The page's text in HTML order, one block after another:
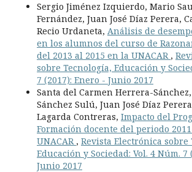
Sergio Jiménez Izquierdo, Mario
Fernández, Juan José Díaz Perera,
Recio Urdaneta, Análisis de
en los alumnos del curso de
del 2013 al 2015 en la UNACAR ,
sobre Tecnología, Educación y
7 (2017): Enero - Junio 2017
Santa del Carmen Herrera-
Sánchez Sulú, Juan José Díaz
Lagarda Contreras, Impacto del
Formación docente del periodo
UNACAR , Revista Electrónica sobre
Educación y Sociedad: Vol. 4 Núm. 7
Junio 2017